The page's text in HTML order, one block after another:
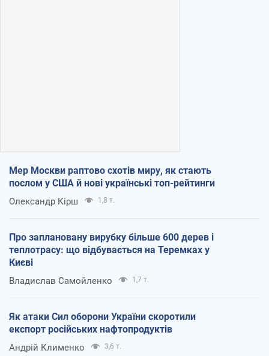
Мер Москви раптово схотів миру, як стають
послом у США й нові українські топ-рейтинги
Олександр Кірш 1,8 т.
Про заплановану вирубку більше 600 дерев і
теплотрасу: що відбувається на Теремках у
Києві
Владислав Самойленко 1,7 т.
Як атаки Сил оборони України скоротили
експорт російських нафтопродуктів
Андрій Клименко 3,6 т.